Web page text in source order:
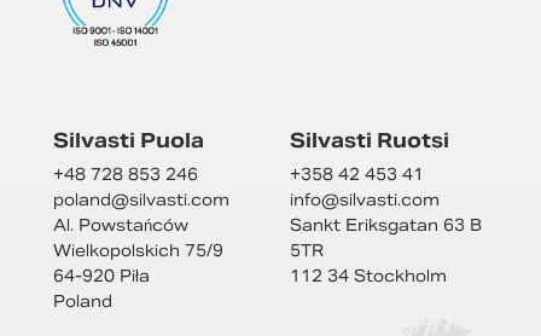
Silvasti Puola
+48 728 853 246
poland@silvasti.com
Al. Powstańców
Wielkopolskich 75/9
64-920 Piła
Poland
Silvasti Ruotsi
+358 42 453 41
info@silvasti.com
Sankt Eriksgatan 63 B
5TR
112 34 Stockholm